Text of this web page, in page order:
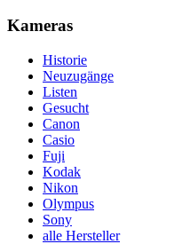
Kameras
Historie
Neuzugänge
Listen
Gesucht
Canon
Casio
Fuji
Kodak
Nikon
Olympus
Sony
alle Hersteller